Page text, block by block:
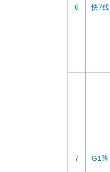
6 快7线
7 G1路